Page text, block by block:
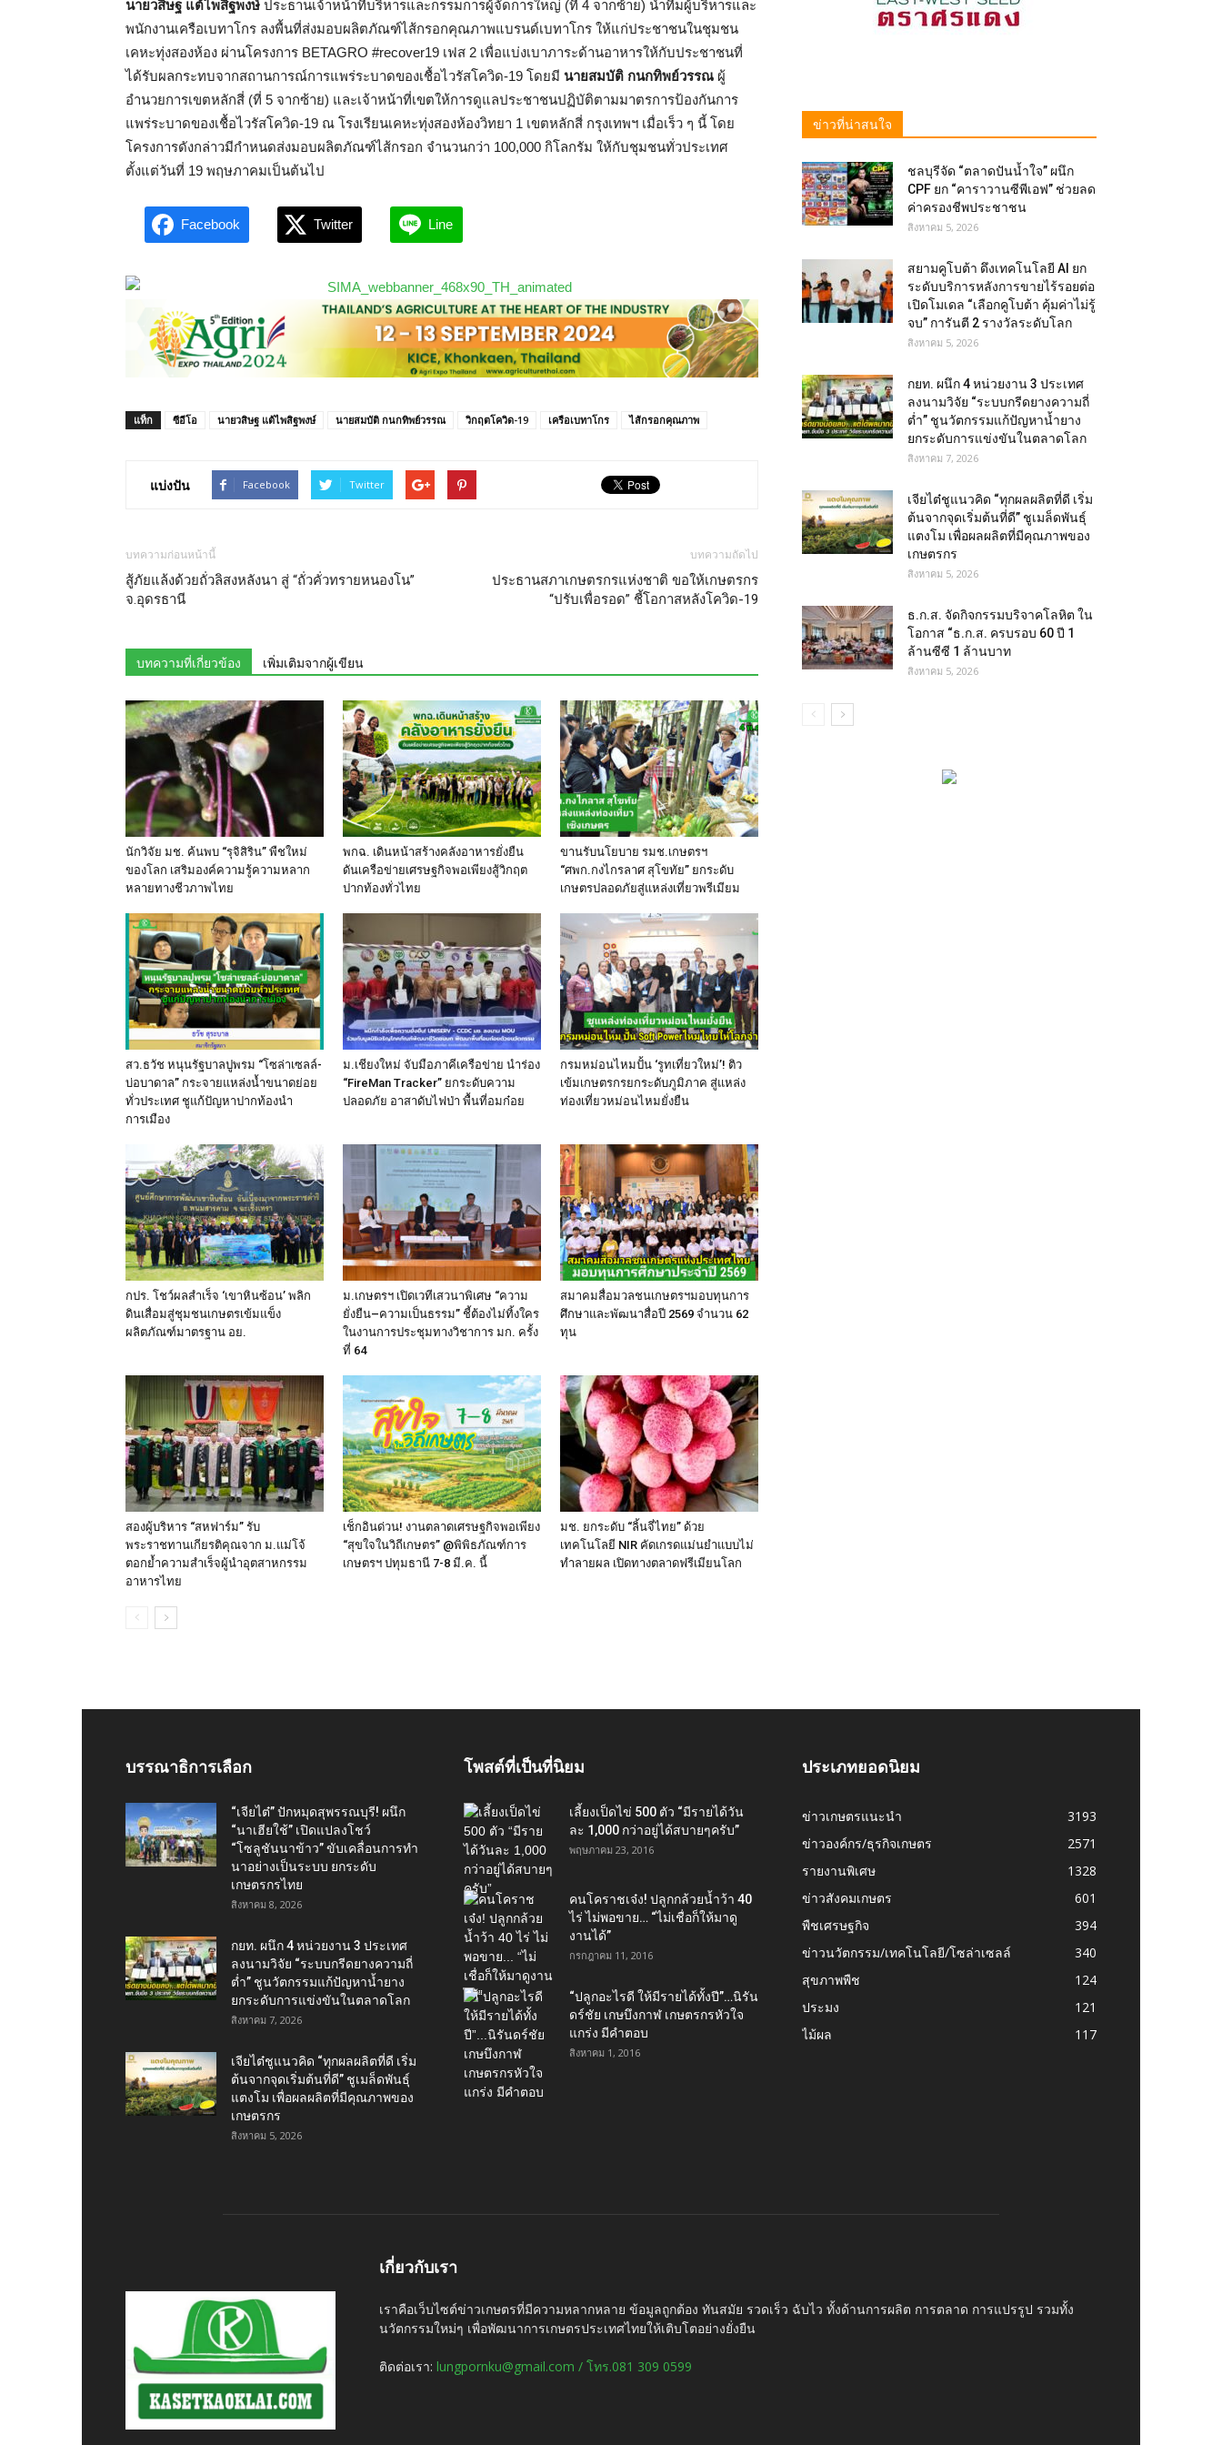
นายวสิษฐ แต้ไพสิฐพงษ์ ประธานเจ้าหน้าที่บริหารและกรรมการผู้จัดการใหญ่ (ที่ 4 จากซ้าย) นำทีมผู้บริหารและ
พนักงานเครือเบทาโกร ลงพื้นที่ส่งมอบผลิตภัณฑ์ไส้กรอกคุณภาพแบรนด์เบทาโกร ให้แก่ประชาชนในชุมชน
เคหะทุ่งสองห้อง ผ่านโครงการ BETAGRO #recover19 เฟส 2 เพื่อแบ่งเบาภาระด้านอาหารให้กับประชาชนที่
ได้รับผลกระทบจากสถานการณ์การแพร่ระบาดของเชื้อไวรัสโควิด-19 โดยมี นายสมบัติ กนกทิพย์วรรณ ผู้
อำนวยการเขตหลักสี่ (ที่ 5 จากซ้าย) และเจ้าหน้าที่เขตให้การดูแลประชาชนปฏิบัติตามมาตรการป้องกันการ
แพร่ระบาดของเชื้อไวรัสโควิด-19 ณ โรงเรียนเคหะทุ่งสองห้องวิทยา 1 เขตหลักสี่ กรุงเทพฯ เมื่อเร็ว ๆ นี้ โดย
โครงการดังกล่าวมีกำหนดส่งมอบผลิตภัณฑ์ไส้กรอก จำนวนกว่า 100,000 กิโลกรัม ให้กับชุมชนทั่วประเทศ
ตั้งแต่วันที่ 19 พฤษภาคมเป็นต้นไป
Facebook Twitter Line
แท็ก ซีอีโอ นายวสิษฐ แต้ไพสิฐพงษ์ นายสมบัติ กนกทิพย์วรรณ วิกฤตโควิด-19 เครือเบทาโกร ไส้กรอกคุณภาพ
แบ่งปัน Facebook Twitter
บทความก่อนหน้านี้
สู้ภัยแล้งด้วยถั่วลิสงหลังนา สู่ “ถั่วคั่วทรายหนองโน”
จ.อุดรธานี
บทความถัดไป
ประธานสภาเกษตรกรแห่งชาติ ขอให้เกษตรกร
“ปรับเพื่อรอด” ชี้โอกาสหลังโควิด-19
บทความที่เกี่ยวข้อง เพิ่มเติมจากผู้เขียน
นักวิจัย มช. ค้นพบ “รุจิสิริน” พืชใหม่
ของโลก เสริมองค์ความรู้ความหลาก
หลายทางชีวภาพไทย
พกฉ. เดินหน้าสร้างคลังอาหารยั่งยืน
ดันเครือข่ายเศรษฐกิจพอเพียงสู้วิกฤต
ปากท้องทั่วไทย
ขานรับนโยบาย รมช.เกษตรฯ
“ศพก.กงไกรลาศ สุโขทัย” ยกระดับ
เกษตรปลอดภัยสู่แหล่งเที่ยวพรีเมียม
สว.ธวัช หนุนรัฐบาลปูพรม “โซล่าเซลล์-
บ่อบาดาล” กระจายแหล่งน้ำขนาดย่อย
ทั่วประเทศ ชูแก้ปัญหาปากท้องนำ
การเมือง
ม.เชียงใหม่ จับมือภาคีเครือข่าย นำร่อง
“FireMan Tracker” ยกระดับความ
ปลอดภัย อาสาดับไฟป่า พื้นที่อมก๋อย
กรมหม่อนไหมปั้น ‘รูทเที่ยวใหม่’! ติว
เข้มเกษตรกรยกระดับภูมิภาค สู่แหล่ง
ท่องเที่ยวหม่อนไหมยั่งยืน
กปร. โชว์ผลสำเร็จ ‘เขาหินซ้อน’ พลิก
ดินเสื่อมสู่ชุมชนเกษตรเข้มแข็ง
ผลิตภัณฑ์มาตรฐาน อย.
ม.เกษตรฯ เปิดเวทีเสวนาพิเศษ “ความ
ยั่งยืน–ความเป็นธรรม” ชี้ต้องไม่ทิ้งใคร
ในงานการประชุมทางวิชาการ มก. ครั้ง
ที่ 64
สมาคมสื่อมวลชนเกษตรฯมอบทุนการ
ศึกษาและพัฒนาสื่อปี 2569 จำนวน 62
ทุน
สองผู้บริหาร “สหฟาร์ม” รับ
พระราชทานเกียรติคุณจาก ม.แม่โจ้
ตอกย้ำความสำเร็จผู้นำอุตสาหกรรม
อาหารไทย
เช็กอินด่วน! งานตลาดเศรษฐกิจพอเพียง
“สุขใจในวิถีเกษตร” @พิพิธภัณฑ์การ
เกษตรฯ ปทุมธานี 7-8 มี.ค. นี้
มช. ยกระดับ “ลิ้นจี่ไทย” ด้วย
เทคโนโลยี NIR คัดเกรดแม่นยำแบบไม่
ทำลายผล เปิดทางตลาดฟรีเมียนโลก
ข่าวที่น่าสนใจ
ชลบุรีจัด “ตลาดปันน้ำใจ” ผนึก
CPF ยก “คาราวานซีพีเอฟ” ช่วยลด
ค่าครองชีพประชาชน
สิงหาคม 5, 2026
สยามคูโบต้า ดึงเทคโนโลยี AI ยก
ระดับบริการหลังการขายไร้รอยต่อ
เปิดโมเดล “เลือกคูโบต้า คุ้มค่าไม่รู้
จบ” การันตี 2 รางวัลระดับโลก
สิงหาคม 5, 2026
กยท. ผนึก 4 หน่วยงาน 3 ประเทศ
ลงนามวิจัย “ระบบกรีดยางความถี่
ต่ำ” ชูนวัตกรรมแก้ปัญหาน้ำยาง
ยกระดับการแข่งขันในตลาดโลก
สิงหาคม 7, 2026
เจียไต๋ชูแนวคิด “ทุกผลผลิตที่ดี เริ่ม
ต้นจากจุดเริ่มต้นที่ดี” ชูเมล็ดพันธุ์
แตงโม เพื่อผลผลิตที่มีคุณภาพของ
เกษตรกร
สิงหาคม 5, 2026
ธ.ก.ส. จัดกิจกรรมบริจาคโลหิต ใน
โอกาส “ธ.ก.ส. ครบรอบ 60 ปี 1
ล้านซีซี 1 ล้านบาท
สิงหาคม 5, 2026
บรรณาธิการเลือก
“เจียไต๋” ปักหมุดสุพรรณบุรี! ผนึก
“นาเฮียใช้” เปิดแปลงโชว์
“โซลูชันนาข้าว” ขับเคลื่อนการทำ
นาอย่างเป็นระบบ ยกระดับ
เกษตรกรไทย
สิงหาคม 8, 2026
กยท. ผนึก 4 หน่วยงาน 3 ประเทศ
ลงนามวิจัย “ระบบกรีดยางความถี่
ต่ำ” ชูนวัตกรรมแก้ปัญหาน้ำยาง
ยกระดับการแข่งขันในตลาดโลก
สิงหาคม 7, 2026
เจียไต๋ชูแนวคิด “ทุกผลผลิตที่ดี เริ่ม
ต้นจากจุดเริ่มต้นที่ดี” ชูเมล็ดพันธุ์
แตงโม เพื่อผลผลิตที่มีคุณภาพของ
เกษตรกร
สิงหาคม 5, 2026
โพสต์ที่เป็นที่นิยม
เลี้ยงเป็ดไข่ 500 ตัว “มีรายได้วัน
ละ 1,000 กว่าอยู่ได้สบายๆครับ”
พฤษภาคม 23, 2016
คนโคราชเจ๋ง! ปลูกกล้วยน้ำว้า 40
ไร่ ไม่พอขาย… “ไม่เชื่อก็ให้มาดู
งานได้”‬
กรกฎาคม 11, 2016
“ปลูกอะไรดี ให้มีรายได้ทั้งปี”…นิรัน
ดร์ชัย เกษบึงกาฬ เกษตรกรหัวใจ
แกร่ง มีคำตอบ
สิงหาคม 1, 2016
ประเภทยอดนิยม
ข่าวเกษตรแนะนำ
3193
ข่าวองค์กร/ธุรกิจเกษตร
2571
รายงานพิเศษ
1328
ข่าวสังคมเกษตร
601
พืชเศรษฐกิจ
394
ข่าวนวัตกรรม/เทคโนโลยี/โซล่าเซลล์
340
สุขภาพพืช
124
ประมง
121
ไม้ผล
117
เกี่ยวกับเรา
เราคือเว็บไซต์ข่าวเกษตรที่มีความหลากหลาย ข้อมูลถูกต้อง ทันสมัย รวดเร็ว ฉับไว ทั้งด้านการผลิต การตลาด การแปรรูป รวมทั้ง
นวัตกรรมใหม่ๆ เพื่อพัฒนาการเกษตรประเทศไทยให้เติบโตอย่างยั่งยืน
ติดต่อเรา: lungpornku@gmail.com / โทร.081 309 0599